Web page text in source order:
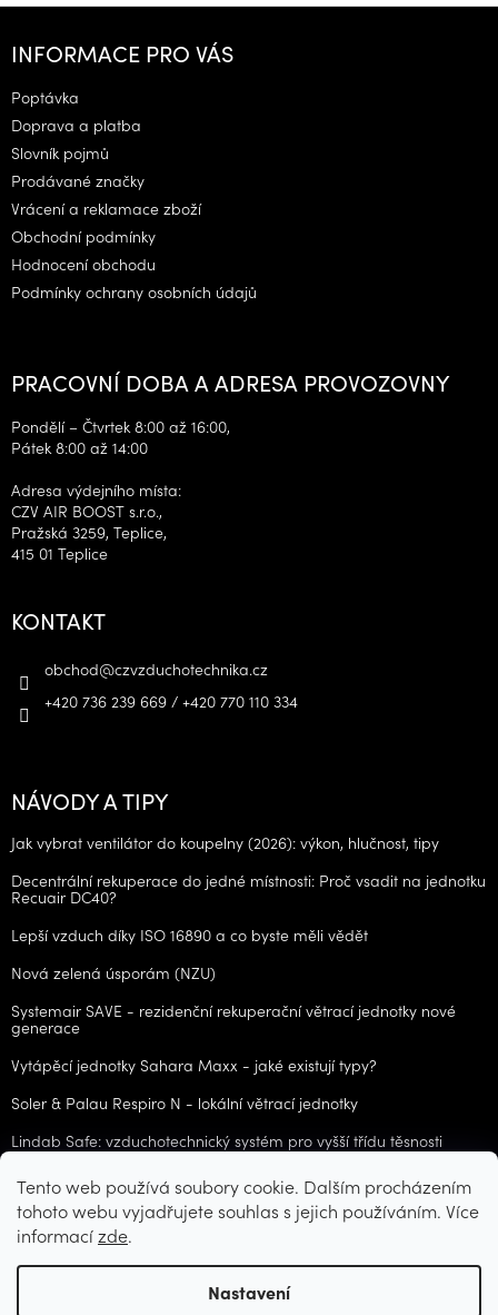
Tento web používá soubory cookie. Dalším procházením
tohoto webu vyjadřujete souhlas s jejich používáním. Více
informacízde.
Nastavení
Z
INFORMACE PRO VÁS
Poptávka
Doprava a platba
Slovník pojmů
Prodávané značky
Vrácení a reklamace zboží
Obchodní podmínky
Hodnocení obchodu
Podmínky ochrany osobních údajů
PRACOVNÍ DOBA A ADRESA PROVOZOVNY
Pondělí – Čtvrtek 8:00 až 16:00,
Pátek 8:00 až 14:00
Adresa výdejního místa:
CZV AIR BOOST s.r.o.,
Pražská 3259, Teplice,
415 01 Teplice
KONTAKT
obchod@czvzduchotechnika.cz
+420 736 239 669 / +420 770 110 334
NÁVODY A TIPY
Jak vybrat ventilátor do koupelny (2026): výkon, hlučnost, tipy
Decentrální rekuperace do jedné místnosti: Proč vsadit na jednotku
Recuair DC40?
Lepší vzduch díky ISO 16890 a co byste měli vědět
Nová zelená úsporám (NZU)
Systemair SAVE - rezidenční rekuperační větrací jednotky nové
generace
Vytápěcí jednotky Sahara Maxx - jaké existují typy?
Soler & Palau Respiro N - lokální větrací jednotky
Lindab Safe: vzduchotechnický systém pro vyšší třídu těsnosti
ARCHIV
Vytvořil Shoptet